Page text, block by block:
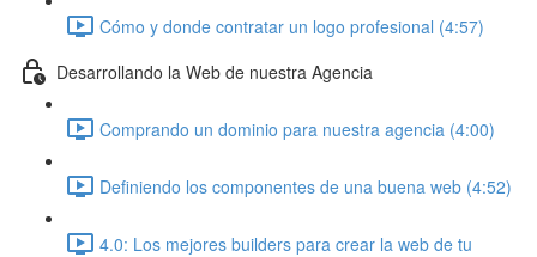
Cómo y donde contratar un logo profesional (4:57)
Desarrollando la Web de nuestra Agencia
Comprando un dominio para nuestra agencia (4:00)
Definiendo los componentes de una buena web (4:52)
4.0: Los mejores builders para crear la web de tu